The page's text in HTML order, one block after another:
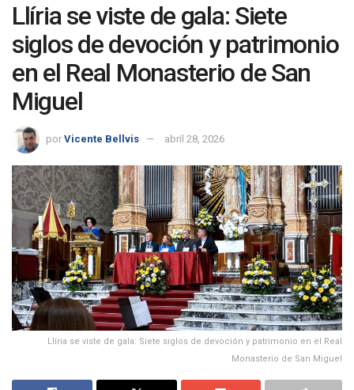
Llíria se viste de gala: Siete
siglos de devoción y patrimonio
en el Real Monasterio de San
Miguel
por Vicente Bellvis abril 28, 2026
Llíria se viste de gala: Siete siglos de devoción y patrimonio en el Real
Monasterio de San Miguel